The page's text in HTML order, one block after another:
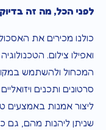
לפני הכל, מה זה
כולנו מכירים את
ואפילו צילום.
המכחול ולהשתמש
סרטונים ותכנים
ליצור אמנות באמצעים
שניתן ליהנות מהם, גם